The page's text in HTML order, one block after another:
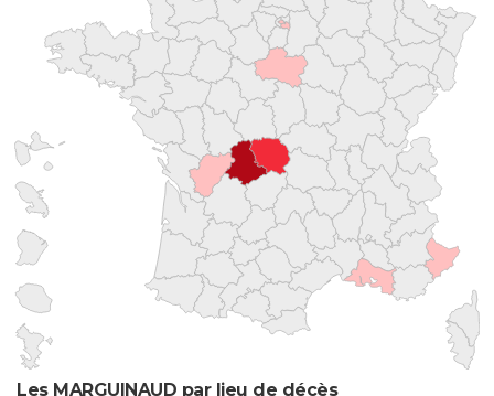
Les MARGUINAUD par lieu de décès